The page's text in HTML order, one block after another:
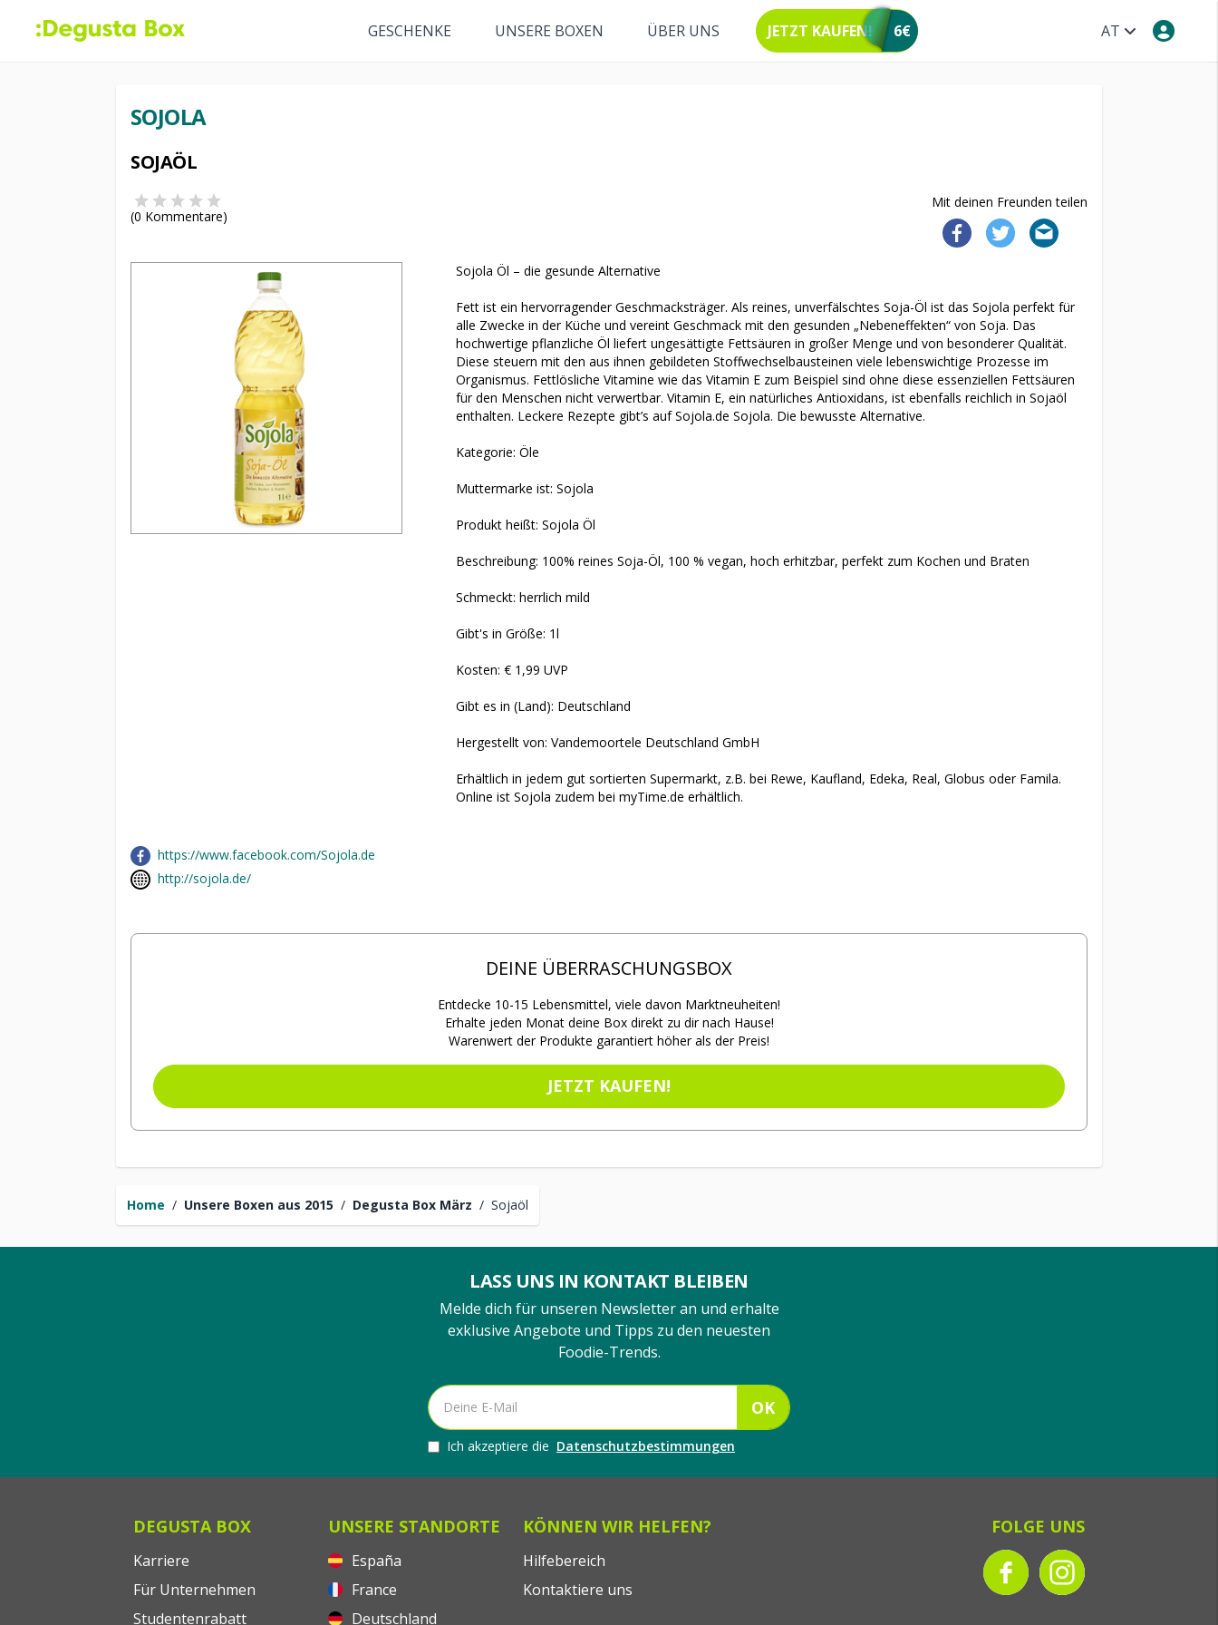
AT
GESCHENKE UNSERE BOXEN ÜBER UNS JETZT KAUFEN! 6€
Home / Unsere Boxen aus 2015 / Degusta Box März / Sojaöl
SOJOLA
SOJAÖL
Mit deinen Freunden teilen
(0 Kommentare)
Sojola Öl – die gesunde Alternative
Fett ist ein hervorragender Geschmacksträger. Als reines, unverfälschtes Soja-Öl ist das Sojola perfekt für
alle Zwecke in der Küche und vereint Geschmack mit den gesunden „Nebeneffekten“ von Soja. Das
hochwertige pflanzliche Öl liefert ungesättigte Fettsäuren in großer Menge und von besonderer Qualität.
Diese steuern mit den aus ihnen gebildeten Stoffwechselbausteinen viele lebenswichtige Prozesse im
Organismus. Fettlösliche Vitamine wie das Vitamin E zum Beispiel sind ohne diese essenziellen Fettsäuren
für den Menschen nicht verwertbar. Vitamin E, ein natürliches Antioxidans, ist ebenfalls reichlich in Sojaöl
enthalten. Leckere Rezepte gibt’s auf Sojola.de Sojola. Die bewusste Alternative.
Kategorie: Öle
Muttermarke ist: Sojola
Produkt heißt: Sojola Öl
Beschreibung: 100% reines Soja-Öl, 100 % vegan, hoch erhitzbar, perfekt zum Kochen und Braten
Schmeckt: herrlich mild
Gibt's in Größe: 1l
Kosten: € 1,99 UVP
Gibt es in (Land): Deutschland
Hergestellt von: Vandemoortele Deutschland GmbH
Erhältlich in jedem gut sortierten Supermarkt, z.B. bei Rewe, Kaufland, Edeka, Real, Globus oder Famila.
Online ist Sojola zudem bei myTime.de erhältlich.
https://www.facebook.com/Sojola.de
http://sojola.de/
DEINE ÜBERRASCHUNGSBOX
Entdecke 10-15 Lebensmittel, viele davon Marktneuheiten!
Erhalte jeden Monat deine Box direkt zu dir nach Hause!
Warenwert der Produkte garantiert höher als der Preis!
JETZT KAUFEN!
LASS UNS IN KONTAKT BLEIBEN
Melde dich für unseren Newsletter an und erhalte
exklusive Angebote und Tipps zu den neuesten
Foodie-Trends.
OK
Ich akzeptiere die Datenschutzbestimmungen
DEGUSTA BOX
Karriere
Für Unternehmen
Studentenrabatt
UNSERE STANDORTE
España
France
Deutschland
KÖNNEN WIR HELFEN?
Hilfebereich
Kontaktiere uns
FOLGE UNS